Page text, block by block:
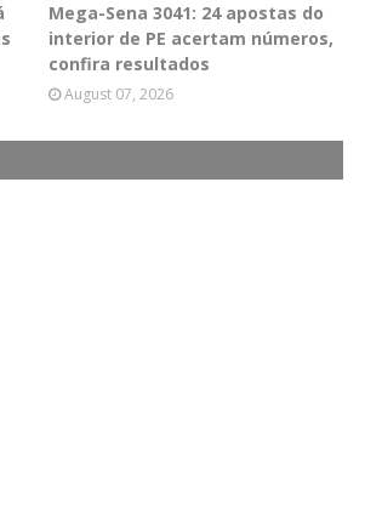
Mega-Sena 3041: 24 apostas do
interior de PE acertam números,
confira resultados
August 07, 2026